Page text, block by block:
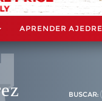
APRENDER
BUSCAR: